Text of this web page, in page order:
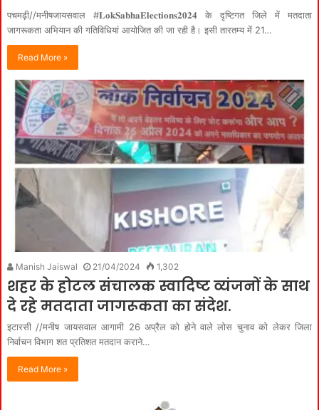
पचमढ़ी//मनीषजायसवाल #𝐋𝐨𝐤𝐒𝐚𝐛𝐡𝐚𝐄𝐥𝐞𝐜𝐭𝐢𝐨𝐧𝐬𝟐𝟎𝟐𝟒 के दृष्टिगत जिले में मतदाता
जागरूकता अभियान की गतिविधियां आयोजित की जा रही है। इसी तारतम्य में 21…
Read More »
Manish Jaiswal 21/04/2024 1,302
शहर के होटल संचालक स्वादिष्ट व्यंजनों के साथ
दे रहे मतदाता जागरूकता का संदेश.
इटारसी //मनीष जायसवाल आगामी 26 अप्रैल को होने वाले लोस चुनाव को लेकर जिला
निर्वाचन विभाग शत प्रतिशत मतदान कराने…
Read More »